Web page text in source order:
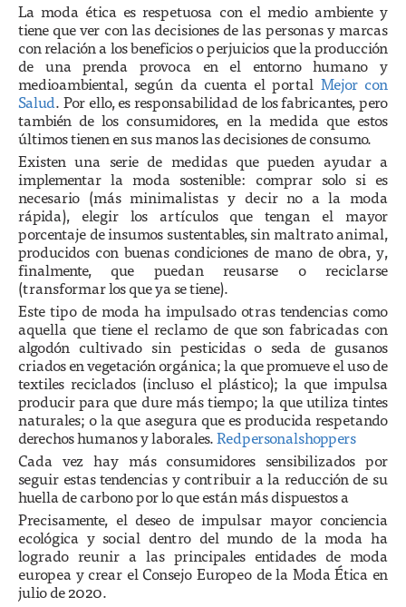
La moda ética es respetuosa con el medio ambiente y
tiene que ver con las decisiones de las personas y marcas
con relación a los beneficios o perjuicios que la producción
de una prenda provoca en el entorno humano y
medioambiental, según da cuenta el portal Mejor con
Salud. Por ello, es responsabilidad de los fabricantes, pero
también de los consumidores, en la medida que estos
últimos tienen en sus manos las decisiones de consumo.
Existen una serie de medidas que pueden ayudar a
implementar la moda sostenible: comprar solo si es
necesario (más minimalistas y decir no a la moda
rápida), elegir los artículos que tengan el mayor
porcentaje de insumos sustentables, sin maltrato animal,
producidos con buenas condiciones de mano de obra, y,
finalmente, que puedan reusarse o reciclarse
(transformar los que ya se tiene).
Este tipo de moda ha impulsado otras tendencias como
aquella que tiene el reclamo de que son fabricadas con
algodón cultivado sin pesticidas o seda de gusanos
criados en vegetación orgánica; la que promueve el uso de
textiles reciclados (incluso el plástico); la que impulsa
producir para que dure más tiempo; la que utiliza tintes
naturales; o la que asegura que es producida respetando
derechos humanos y laborales.Redpersonalshoppers
Cada vez hay más consumidores sensibilizados por
seguir estas tendencias y contribuir a la reducción de su
huella de carbono por lo que están más dispuestos a
Precisamente, el deseo de impulsar mayor conciencia
ecológica y social dentro del mundo de la moda ha
logrado reunir a las principales entidades de moda
europea y crear el Consejo Europeo de la Moda Ética en
julio de 2020.